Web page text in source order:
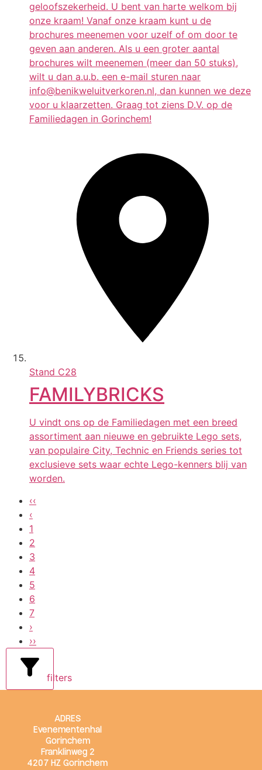
geloofszekerheid. U bent van harte welkom bij
onze kraam! Vanaf onze kraam kunt u de
brochures meenemen voor uzelf of om door te
geven aan anderen. Als u een groter aantal
brochures wilt meenemen (meer dan 50 stuks),
wilt u dan a.u.b. een e-mail sturen naar
info@benikweluitverkoren.nl, dan kunnen we deze
voor u klaarzetten. Graag tot ziens D.V. op de
Familiedagen in Gorinchem!
Stand C28
FAMILYBRICKS
U vindt ons op de Familiedagen met een breed
assortiment aan nieuwe en gebruikte Lego sets,
van populaire City, Technic en Friends series tot
exclusieve sets waar echte Lego-kenners blij van
worden.
‹‹
‹
1
2
3
4
5
6
7
›
››
filters
ADRES
Evenementenhal
Gorinchem
Franklinweg 2
4207 HZ Gorinchem